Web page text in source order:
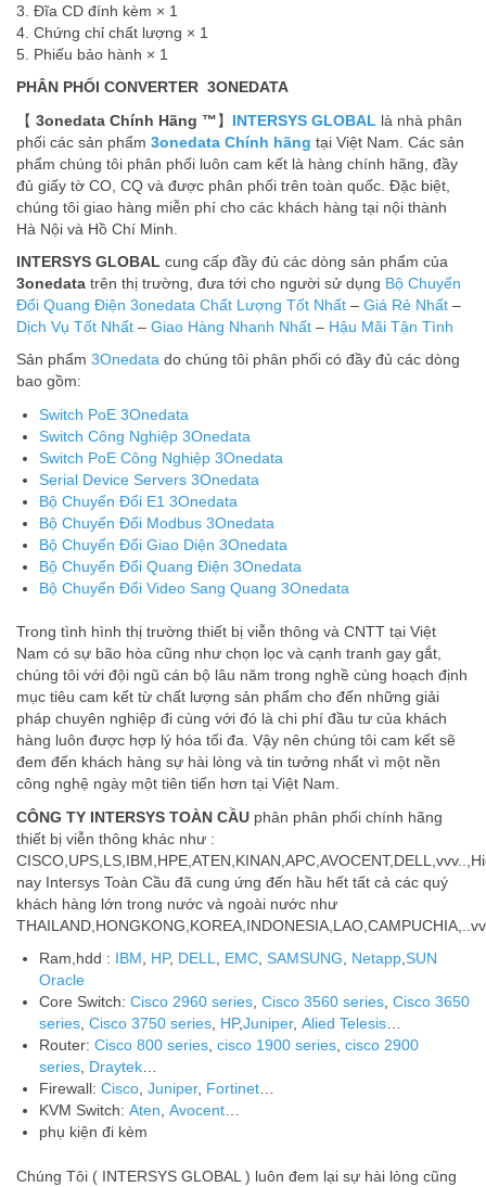
3. Đĩa CD đính kèm × 1
4. Chứng chỉ chất lượng × 1
5. Phiếu bảo hành × 1
PHÂN PHỐI CONVERTER 3ONEDATA
【 3onedata Chính Hãng ™】 INTERSYS GLOBAL là nhà phân
phối các sản phẩm 3onedata Chính hãng tại Việt Nam. Các sản
phẩm chúng tôi phân phối luôn cam kết là hàng chính hãng, đầy
đủ giấy tờ CO, CQ và được phân phối trên toàn quốc. Đặc biệt,
chúng tôi giao hàng miễn phí cho các khách hàng tại nội thành
Hà Nội và Hồ Chí Minh.
INTERSYS GLOBAL cung cấp đầy đủ các dòng sản phẩm của
3onedata trên thị trường, đưa tới cho người sử dụng Bộ Chuyển
Đổi Quang Điện 3onedata Chất Lượng Tốt Nhất – Giá Rẻ Nhất –
Dịch Vụ Tốt Nhất – Giao Hàng Nhanh Nhất – Hậu Mãi Tận Tình
Sản phẩm 3Onedata do chúng tôi phân phối có đầy đủ các dòng
bao gồm:
Switch PoE 3Onedata
Switch Công Nghiệp 3Onedata
Switch PoE Công Nghiệp 3Onedata
Serial Device Servers 3Onedata
Bộ Chuyển Đổi E1 3Onedata
Bộ Chuyển Đổi Modbus 3Onedata
Bộ Chuyển Đổi Giao Diện 3Onedata
Bộ Chuyển Đổi Quang Điện 3Onedata
Bộ Chuyển Đổi Video Sang Quang 3Onedata
Trong tình hình thị trường thiết bị viễn thông và CNTT tại Việt
Nam có sự bão hòa cũng như chọn lọc và cạnh tranh gay gắt,
chúng tôi với đội ngũ cán bộ lâu năm trong nghề cùng hoạch định
mục tiêu cam kết từ chất lượng sản phẩm cho đến những giải
pháp chuyên nghiệp đi cùng với đó là chi phí đầu tư của khách
hàng luôn được hợp lý hóa tối đa. Vậy nên chúng tôi cam kết sẽ
đem đến khách hàng sự hài lòng và tin tưởng nhất vì một nền
công nghệ ngày một tiên tiến hơn tại Việt Nam.
CÔNG TY INTERSYS TOÀN CẦU phân phân phối chính hãng
thiết bị viễn thông khác như :
nay Intersys Toàn Cầu đã cung ứng đến hầu hết tất cả các quý
khách hàng lớn trong nước và ngoài nước như
Ram,hdd : IBM, HP, DELL, EMC, SAMSUNG, Netapp,SUN
Oracle
Core Switch: Cisco 2960 series, Cisco 3560 series, Cisco 3650
series, Cisco 3750 series, HP,Juniper, Alied Telesis…
Router: Cisco 800 series, cisco 1900 series, cisco 2900
series, Draytek…
Firewall: Cisco, Juniper, Fortinet…
KVM Switch: Aten, Avocent…
phụ kiện đi kèm
Chúng Tôi ( INTERSYS GLOBAL ) luôn đem lại sự hài lòng cũng